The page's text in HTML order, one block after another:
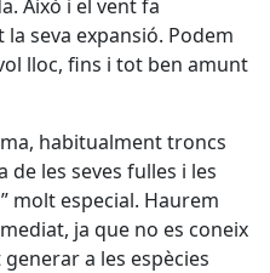
Això i el vent fa
seva expansió. Podem
lloc, fins i tot ben amunt
habitualment troncs
de les seves fulles i les
molt especial. Haurem
ja que no es coneix
a les espècies